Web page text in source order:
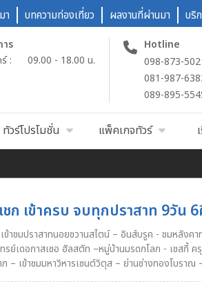
า บทความท่องเที่ยว ผลงานที่ผ่านมา บริ
าร
:
09.00 - 18.00 น.
Hotline
098-873-
081-987-
089-895-
ทัวร์โปรโมชั่น แพ็คเกจทัวร์
ชก เข้าครบ จบทุกปราสาท 9วัน
รย์เดอกาสเซอ ฮัลสตัท –หมู่บ้านมรดกโลก - เชสกี้
– เข้าชมมหาวิหารเซนต์วิตุส – ย่านช่างทองโบรา
นน์ - ถนนคาร์ทเนอร์